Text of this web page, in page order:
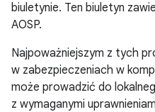
biuletynie. Ten biuletyn
AOSP.
Najpoważniejszym z tych
w zabezpieczeniach w
może prowadzić do
z wymaganymi